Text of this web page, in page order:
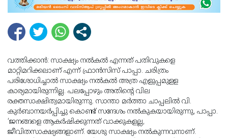
വത്തിക്കാന്‍: സാക്ഷ്യം നല്‍കല്‍ എന്നത് പതിവുകളെ
മാറ്റിമറിക്കലാണ് എന്ന് ഫ്രാന്‍സിസ് പാപ്പാ. ചരിത്രം
പരിശോധിച്ചാല്‍ സാക്ഷ്യം നല്‍കല്‍ അത്ര എളുപ്പമുളള
കാര്യമായിരുന്നില്ല. പലപ്പോഴും അതിന്റെ വില
രക്തസാക്ഷിത്വമായിരുന്നു. സാന്താ മര്‍ത്താ ചാപ്പലില്‍ വി.
കുര്‍ബാനയര്‍പ്പിച്ചു കൊണ്ട് സന്ദേശം നല്‍കുകയായിരുന്നു, പാപ്പാ.
‘ജനങ്ങളെ ആകര്‍ഷിക്കുന്നത് വാക്കുകളല്ല,
ജീവിതസാക്ഷ്യങ്ങളാണ്. യേശു സാക്ഷ്യം നല്‍കുന്നവനാണ്.